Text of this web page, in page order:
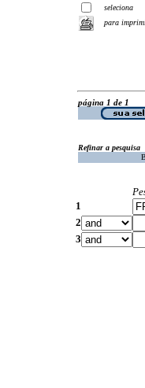
seleciona
para
página 1 de 1
Refinar a pesquisa
1
2
3